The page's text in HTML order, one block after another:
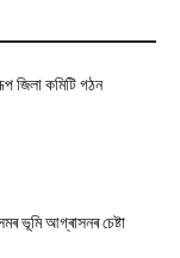
জিলা কমিটি গঠন
ভূমি আগ্ৰাসনৰ চেষ্টা